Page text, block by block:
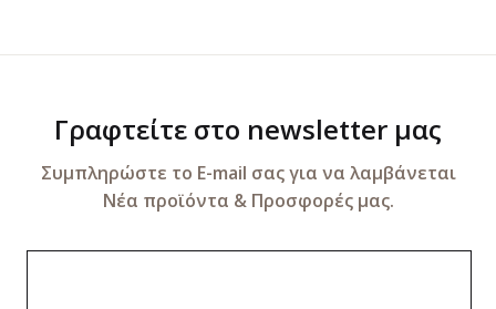
Γραφτείτε στο newsletter μας
Συμπληρώστε το E-mail σας για να λαμβάνεται
Νέα προϊόντα & Προσφορές μας.